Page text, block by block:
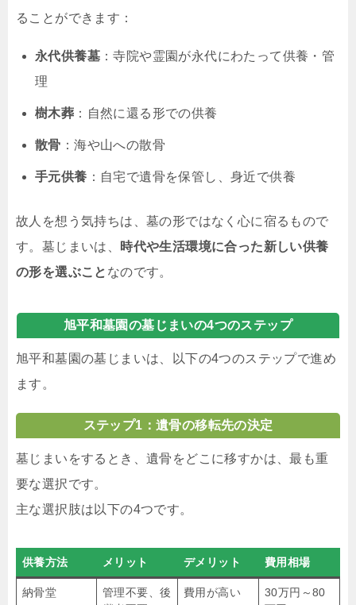
ることができます：
永代供養墓 ：寺院や霊園が永代にわたって供養・管
理
樹木葬 ：自然に還る形での供養
散骨 ：海や山への散骨
手元供養 ：自宅で遺骨を保管し、身近で供養
故人を想う気持ちは、墓の形ではなく心に宿るもので
す。墓じまいは、
時代や生活環境に合った新しい供養
の形を選ぶこと なのです。
旭平和墓園の墓じまいの4つのステップ
旭平和墓園の墓じまいは、以下の4つのステップで進め
ます。
ステップ1：遺骨の移転先の決定
墓じまいをするとき、遺骨をどこに移すかは、最も重
要な選択です。
主な選択肢は以下の4つです。
供養方法 メリット デメリット 費用相場
納骨堂
管理不要、後
費用が高い
30万円～80